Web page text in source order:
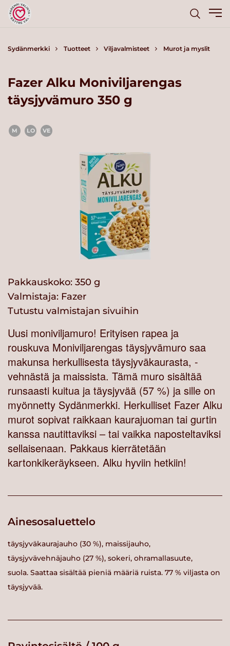
Sydänmerkki Tuotteet Viljavalmisteet Murot ja myslit
Fazer Alku Moniviljarengas
täysjyvämuro 350 g
M LO VE
Pakkauskoko: 350 g
Valmistaja: Fazer
Tutustu valmistajan sivuihin
Uusi moniviljamuro! Erityisen rapea ja
rouskuva Moniviljarengas täysjyvämuro saa
makunsa herkullisesta täysjyväkaurasta, -
vehnästä ja maissista. Tämä muro sisältää
runsaasti kuitua ja täysjyvää (57 %) ja sille on
myönnetty Sydänmerkki. Herkulliset Fazer Alku
murot sopivat raikkaan kaurajuoman tai gurtin
kanssa nautittaviksi – tai vaikka naposteltaviksi
sellaisenaan. Pakkaus kierrätetään
kartonkikeräykseen. Alku hyviin hetkiin!
Ainesosaluettelo
täysjyväkaurajauho (30 %), maissijauho,
täysjyvävehnäjauho (27 %), sokeri, ohramallasuute,
suola. Saattaa sisältää pieniä määriä ruista. 77 % viljasta on
täysjyvää.